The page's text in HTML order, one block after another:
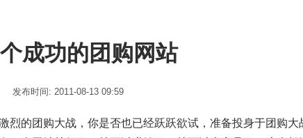
成功的团购网站
发布时间: 2011-08-13 09:59
烈的团购大战，你是否也已经跃跃欲试，准备投身于团购大